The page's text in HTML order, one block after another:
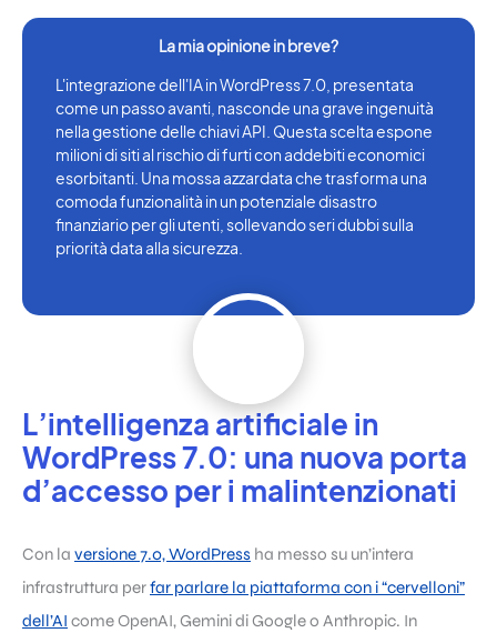
L'integrazione dell'IA in WordPress 7.0, presentata
come un passo avanti, nasconde una grave ingenuità
nella gestione delle chiavi API. Questa scelta espone
milioni di siti al rischio di furti con addebiti economici
esorbitanti. Una mossa azzardata che trasforma una
comoda funzionalità in un potenziale disastro
finanziario per gli utenti, sollevando seri dubbi sulla
priorità data alla sicurezza.
L’intelligenza artificiale in
WordPress 7.0: una nuova porta
d’accesso per i malintenzionati
Con la versione 7.0, WordPress ha messo su un’intera
infrastruttura perfar parlare la piattaforma con i “cervelloni”
dell’AI come OpenAI, Gemini di Google o Anthropic. In